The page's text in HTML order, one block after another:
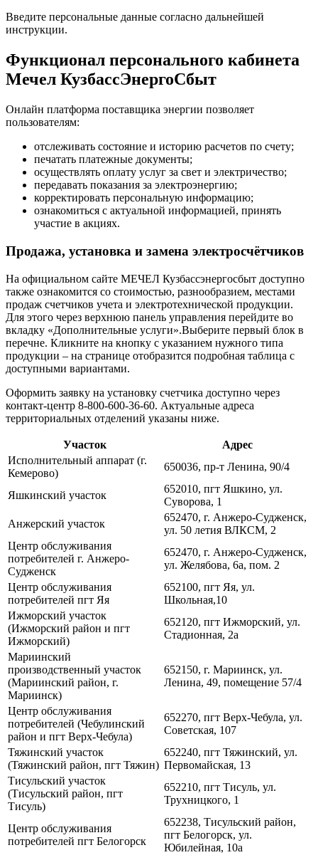
Введите персональные данные согласно дальнейшей
инструкции.
Функционал персонального кабинета
Мечел КузбассЭнергоСбыт
Онлайн платформа поставщика энергии позволяет
пользователям:
отслеживать состояние и историю расчетов по счету;
печатать платежные документы;
осуществлять оплату услуг за свет и электричество;
передавать показания за электроэнергию;
корректировать персональную информацию;
ознакомиться с актуальной информацией, принять
участие в акциях.
Продажа, установка и замена электросчётчиков
На официальном сайте МЕЧЕЛ Кузбассэнергосбыт доступно
также ознакомится со стоимостью, разнообразием, местами
продаж счетчиков учета и электротехнической продукции.
Для этого через верхнюю панель управления перейдите во
вкладку «Дополнительные услуги».Выберите первый блок в
перечне. Кликните на кнопку с указанием нужного типа
продукции – на странице отобразится подробная таблица с
доступными вариантами.
Оформить заявку на установку счетчика доступно через
контакт-центр 8-800-600-36-60. Актуальные адреса
территориальных отделений указаны ниже.
Участок
Адрес
Исполнительный аппарат (г.
Кемерово)
650036, пр-т Ленина, 90/4
Яшкинский участок
652010, пгт Яшкино, ул.
Суворова, 1
Анжерский участок
652470, г. Анжеро-Судженск,
ул. 50 летия ВЛКСМ, 2
Центр обслуживания
потребителей г. Анжеро-
Судженск
652470, г. Анжеро-Судженск,
ул. Желябова, 6а, пом. 2
Центр обслуживания
потребителей пгт Яя
652100, пгт Яя, ул.
Школьная,10
Ижморский участок
(Ижморский район и пгт
Ижморский)
652120, пгт Ижморский, ул.
Стадионная, 2а
Мариинский
производственный участок
(Мариинский район, г.
Мариинск)
652150, г. Мариинск, ул.
Ленина, 49, помещение 57/4
Центр обслуживания
потребителей (Чебулинский
район и пгт Верх-Чебула)
652270, пгт Верх-Чебула, ул.
Советская, 107
Тяжинский участок
(Тяжинский район, пгт Тяжин)
652240, пгт Тяжинский, ул.
Первомайская, 13
Тисульский участок
(Тисульский район, пгт
Тисуль)
652210, пгт Тисуль, ул.
Трухницкого, 1
Центр обслуживания
потребителей пгт Белогорск
652238, Тисульский район,
пгт Белогорск, ул.
Юбилейная, 10а